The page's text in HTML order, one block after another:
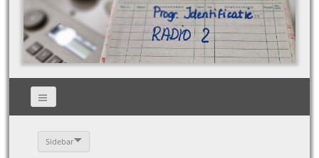
Sidebar